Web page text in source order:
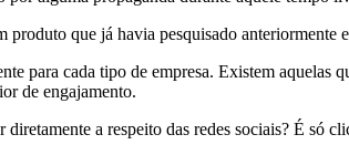
produto que já havia pesquisado
para cada tipo de empresa. Existem
de engajamento.
a respeito das redes sociais? É só